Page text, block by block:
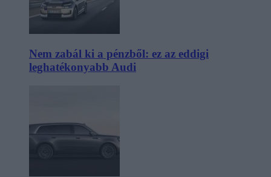
Nem zabál ki a pénzből: ez az eddigi
leghatékonyabb Audi